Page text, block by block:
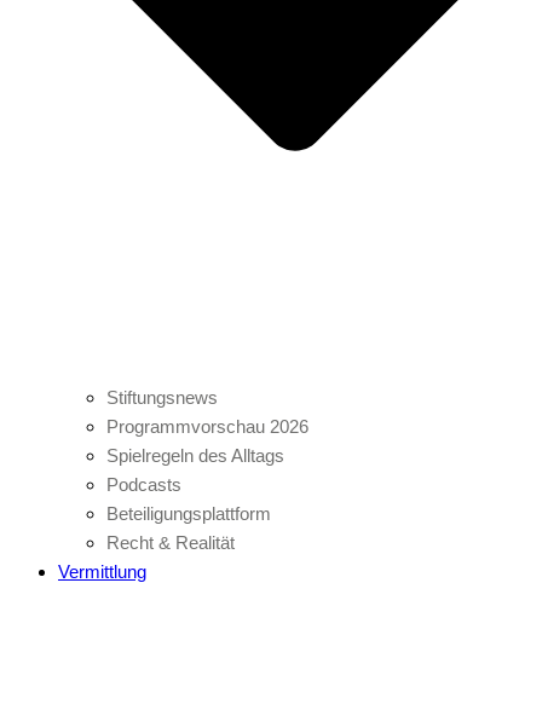
Stiftungsnews
Programmvorschau 2026
Spielregeln des Alltags
Podcasts
Beteiligungsplattform
Recht & Realität
Vermittlung